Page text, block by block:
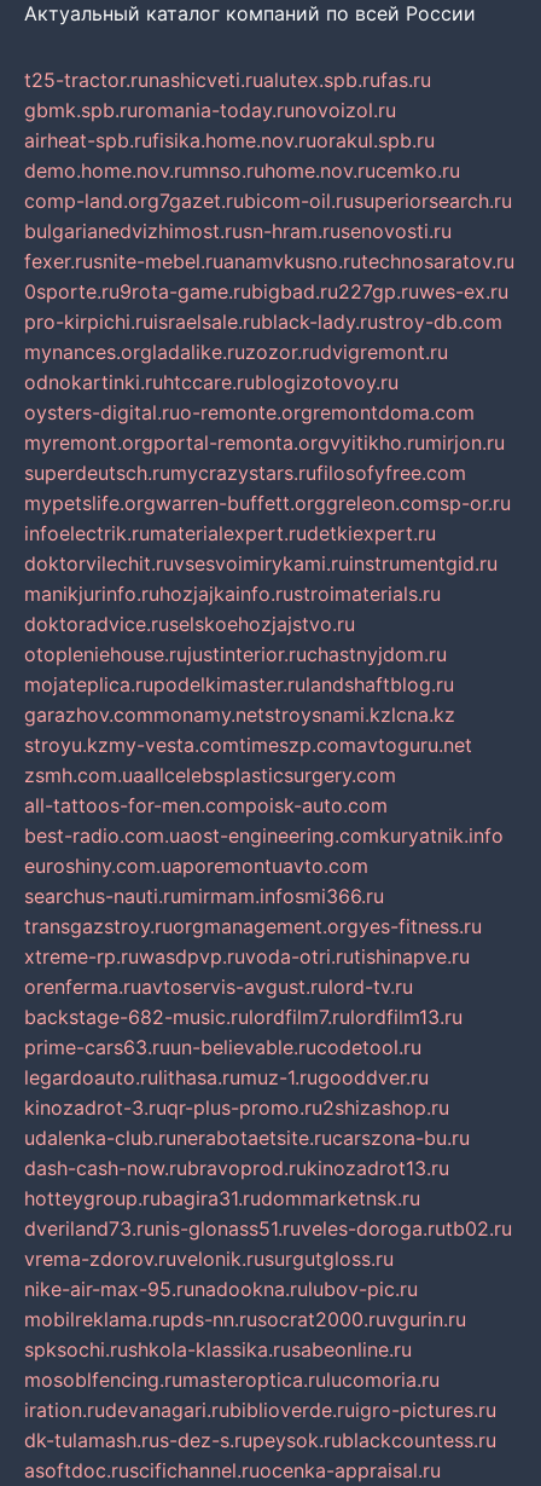
Актуальный каталог компаний по всей России
t25-tractor.runashicveti.rualutex.spb.rufas.ru
gbmk.spb.ruromania-today.runovoizol.ru
airheat-spb.rufisika.home.nov.ruorakul.spb.ru
demo.home.nov.rumnso.ruhome.nov.rucemko.ru
comp-land.org7gazet.rubicom-oil.rusuperiorsearch.ru
bulgarianedvizhimost.rusn-hram.rusenovosti.ru
fexer.rusnite-mebel.ruanamvkusno.rutechnosaratov.ru
0sporte.ru9rota-game.rubigbad.ru227gp.ruwes-ex.ru
pro-kirpichi.ruisraelsale.rublack-lady.rustroy-db.com
mynances.orgladalike.ruzozor.rudvigremont.ru
odnokartinki.ruhtccare.rublogizotovoy.ru
oysters-digital.ruo-remonte.orgremontdoma.com
myremont.orgportal-remonta.orgvyitikho.rumirjon.ru
superdeutsch.rumycrazystars.rufilosofyfree.com
mypetslife.orgwarren-buffett.orggreleon.comsp-or.ru
infoelectrik.rumaterialexpert.rudetkiexpert.ru
doktorvilechit.ruvsesvoimirykami.ruinstrumentgid.ru
manikjurinfo.ruhozjajkainfo.rustroimaterials.ru
doktoradvice.ruselskoehozjajstvo.ru
otopleniehouse.rujustinterior.ruchastnyjdom.ru
mojateplica.rupodelkimaster.rulandshaftblog.ru
garazhov.commonamy.netstroysnami.kzlcna.kz
stroyu.kzmy-vesta.comtimeszp.comavtoguru.net
zsmh.com.uaallcelebsplasticsurgery.com
all-tattoos-for-men.compoisk-auto.com
best-radio.com.uaost-engineering.comkuryatnik.info
euroshiny.com.uaporemontuavto.com
searchus-nauti.rumirmam.infosmi366.ru
transgazstroy.ruorgmanagement.orgyes-fitness.ru
xtreme-rp.ruwasdpvp.ruvoda-otri.rutishinapve.ru
orenferma.ruavtoservis-avgust.rulord-tv.ru
backstage-682-music.rulordfilm7.rulordfilm13.ru
prime-cars63.ruun-believable.rucodetool.ru
legardoauto.rulithasa.rumuz-1.rugooddver.ru
kinozadrot-3.ruqr-plus-promo.ru2shizashop.ru
udalenka-club.runerabotaetsite.rucarszona-bu.ru
dash-cash-now.rubravoprod.rukinozadrot13.ru
hotteygroup.rubagira31.rudommarketnsk.ru
dveriland73.runis-glonass51.ruveles-doroga.rutb02.ru
vrema-zdorov.ruvelonik.rusurgutgloss.ru
nike-air-max-95.runadookna.rulubov-pic.ru
mobilreklama.rupds-nn.rusocrat2000.ruvgurin.ru
spksochi.rushkola-klassika.rusabeonline.ru
mosoblfencing.rumasteroptica.rulucomoria.ru
iration.rudevanagari.rubiblioverde.ruigro-pictures.ru
dk-tulamash.rus-dez-s.rupeysok.rublackcountess.ru
asoftdoc.ruscifichannel.ruocenka-appraisal.ru